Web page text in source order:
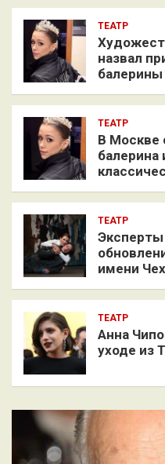
ТЕАТР
назвал
балерины
ТЕАТР
В Москве
балерина
ТЕАТР
Эксперты
имени
ТЕАТР
Анна
уходе из